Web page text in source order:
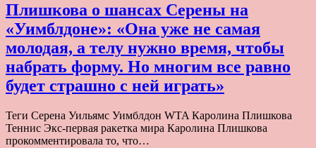
Плишкова о шансах Серены на
«Уимблдоне»: «Она уже не самая
молодая, а телу нужно время, чтобы
набрать форму. Но многим все равно
будет страшно с ней играть»
Теги Серена Уильямс Уимблдон WTA Каролина Плишкова
Теннис Экс-первая ракетка мира Каролина Плишкова
прокомментировала то, что…